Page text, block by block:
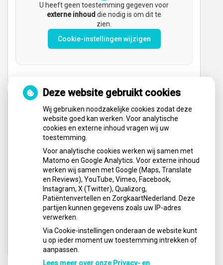
U heeft geen toestemming gegeven voor
externe inhoud die nodig is om dit te
zien.
Cookie-instellingen wijzigen
Hoe gezond is je mond?
Deze website gebruikt cookies
Wij gebruiken noodzakelijke cookies zodat deze
website goed kan werken. Voor analytische
cookies en externe inhoud vragen wij uw
toestemming.
Voor analytische cookies werken wij samen met
Matomo en Google Analytics. Voor externe inhoud
werken wij samen met Google (Maps, Translate
en Reviews), YouTube, Vimeo, Facebook,
Instagram, X (Twitter), Qualizorg,
Patiëntenvertellen en ZorgkaartNederland. Deze
partijen kunnen gegevens zoals uw IP-adres
verwerken.
Via Cookie-instellingen onderaan de website kunt
u op ieder moment uw toestemming intrekken of
aanpassen.
Lees meer over onze Privacy- en